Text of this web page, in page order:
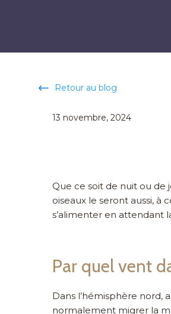
Retour au blog
13 novembre, 2024
Que ce soit de nuit ou de
oiseaux le seront aussi, à
s’alimenter en attendant
Par quel vent
Dans l’hémisphère nord,
normalement migrer la